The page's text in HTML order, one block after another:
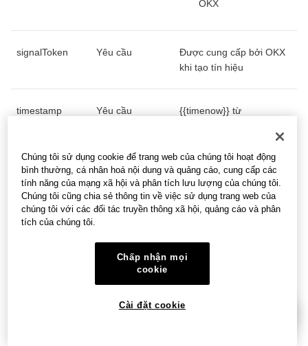
OKX
signalToken Yêu cầu
Được cung cấp bởi OKX
khi tạo tín hiệu
timestamp Yêu cầu
{{timenow}} từ
maxLag Tùy chọn
Giá trị số nguyên không
âm trong khoảng [1,
3600]. Mặc định là 60.
Tùy chọn. Cần
có thông số nếu
orderType =
Limit
Chúng tôi sử dụng cookie để trang web của chúng tôi hoạt động
bình thường, cá nhân hoá nội dung và quảng cáo, cung cấp các
tính năng của mạng xã hội và phân tích lưu lượng của chúng tôi.
Chúng tôi cũng chia sẻ thông tin về việc sử dụng trang web của
chúng tôi với các đối tác truyền thông xã hội, quảng cáo và phân
tích của chúng tôi.
Chấp nhận mọi
cookie
Cài đặt cookie